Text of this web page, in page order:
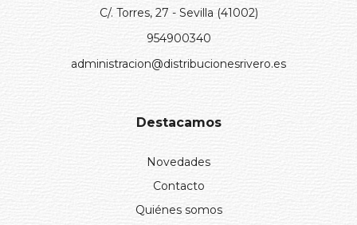
C/. Torres, 27 - Sevilla (41002)
954900340
administracion@distribucionesrivero.es
Destacamos
Novedades
Contacto
Quiénes somos